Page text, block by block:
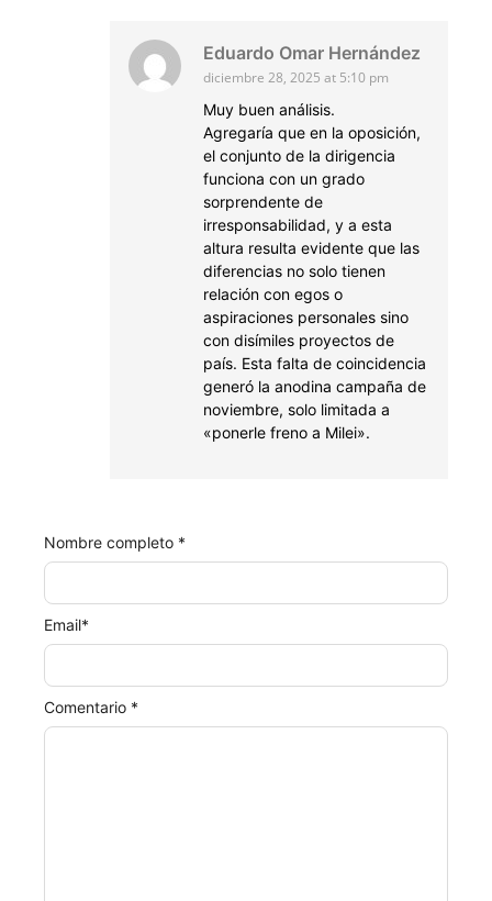
Eduardo Omar Hernández
diciembre 28, 2025 at 5:10 pm
Muy buen análisis.
Agregaría que en la oposición,
el conjunto de la dirigencia
funciona con un grado
sorprendente de
irresponsabilidad, y a esta
altura resulta evidente que las
diferencias no solo tienen
relación con egos o
aspiraciones personales sino
con disímiles proyectos de
país. Esta falta de coincidencia
generó la anodina campaña de
noviembre, solo limitada a
«ponerle freno a Milei».
Comentario *
Nombre completo *
Email*